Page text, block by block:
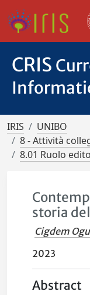
CRIS
IRIS
UNIBO
8 - Attività
8.01 Ruolo
storia
Cigdem
2023
Abstract